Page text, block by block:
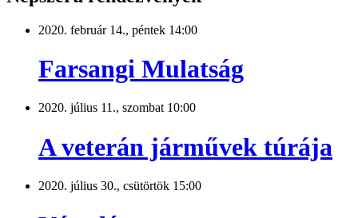
2020. február 14., péntek 14:00
Farsangi Mulatság
2020. július 11., szombat 10:00
A veterán járművek túrája
2020. július 30., csütörtök 15:00